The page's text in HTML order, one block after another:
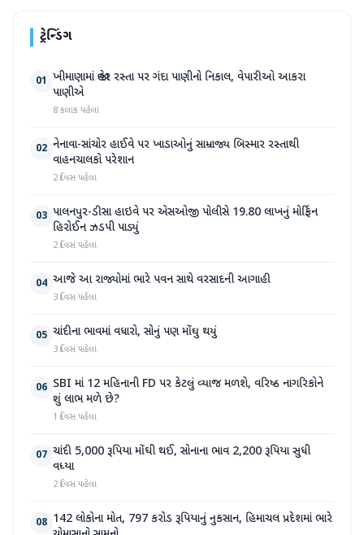
ટ્રેન્ડિંગ
01 ખીમાણામાં જાહેર રસ્તા પર ગંદા પાણીનો નિકાલ, વેપારીઓ આકરા
પાણીએ
8 કલાક પહેલા
02 નેનાવા-સાંચોર હાઈવે પર ખાડાઓનું સામ્રાજ્ય બિસ્માર રસ્તાથી
વાહનચાલકો પરેશાન
2 દિવસ પહેલા
03 પાલનપુર-ડીસા હાઇવે પર એસઓજી પોલીસે 19.80 લાખનું મોર્ફિન
હિરોઈન ઝડપી પાડ્યું
2 દિવસ પહેલા
04 આજે આ રાજ્યોમાં ભારે પવન સાથે વરસાદની આગાહી
3 દિવસ પહેલા
05 ચાંદીના ભાવમાં વધારો, સોનું પણ મોંઘુ થયું
3 દિવસ પહેલા
06 SBI માં 12 મહિનાની FD પર કેટલું વ્યાજ મળશે, વરિષ્ઠ નાગરિકોને
શું લાભ મળે છે?
1 દિવસ પહેલા
07 ચાંદી 5,000 રૂપિયા મોંઘી થઈ, સોનાના ભાવ 2,200 રૂપિયા સુધી
વધ્યા
2 દિવસ પહેલા
08 142 લોકોના મોત, 797 કરોડ રૂપિયાનું નુકસાન, હિમાચલ પ્રદેશમાં ભારે